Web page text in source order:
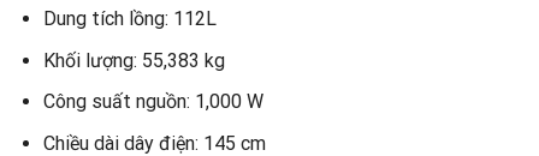
Dung tích lồng: 112L
Khối lượng: 55,383 kg
Công suất nguồn: 1,000 W
Chiều dài dây điện: 145 cm